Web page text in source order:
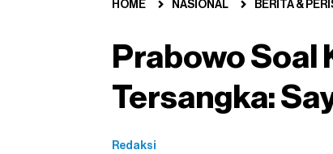
HOME NASIONAL BERITA &
Prabowo Soal
Tersangka:
Redaksi